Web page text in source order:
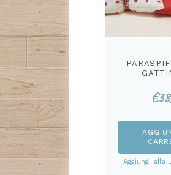
€
Aggiungi alla